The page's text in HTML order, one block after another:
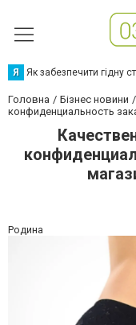
Я Як забезпечити гідну
Головна Бізнес новини
конфиденциальность
Родина